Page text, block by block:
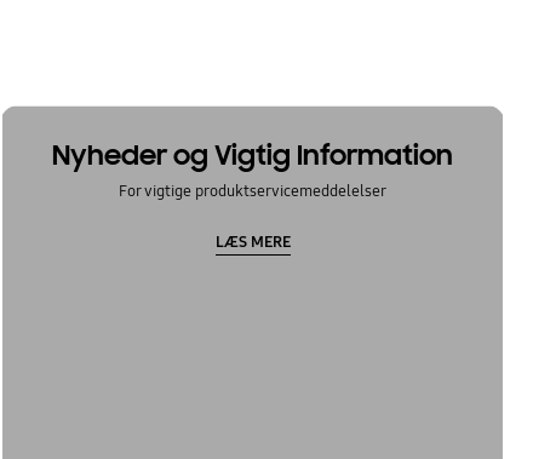
Nyheder og Vigtig Information
For vigtige produktservicemeddelelser
LÆS MERE